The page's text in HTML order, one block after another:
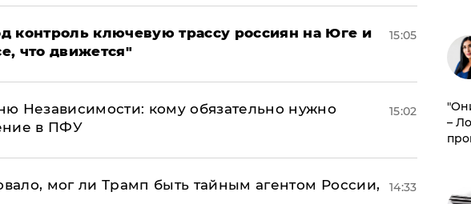
контроль ключевую трассу россиян на Юге и
что движется"
15:05
Независимости: кому обязательно нужно
в ПФУ
15:02
мог ли Трамп быть тайным агентом России,
14:33
–